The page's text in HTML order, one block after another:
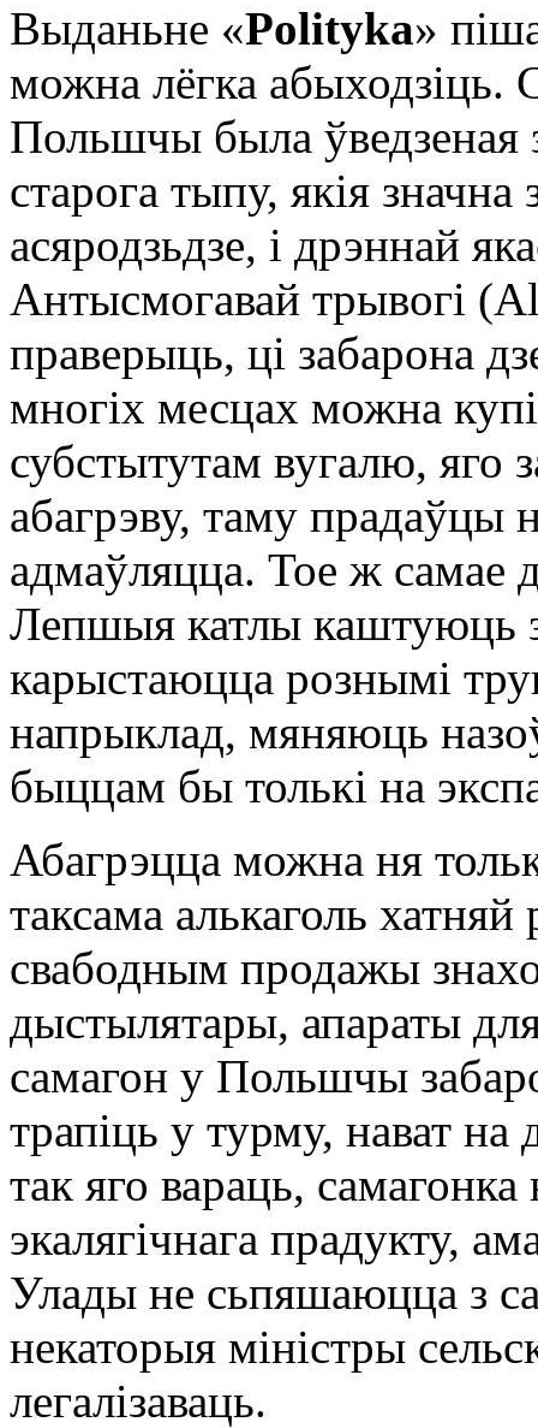
Выданьне «Polityka»
можна лёгка абыходзіць.
Польшчы была ўведзеная
старога тыпу, якія
асяродзьдзе, і дрэннай
Антысмогавай трывогі
праверыць, ці забарона
многіх месцах можна
субстытутам вугалю, яго
абагрэву, таму прадаўцы
адмаўляцца. Тое ж самае
Лепшыя катлы каштуюць
карыстаюцца рознымі
напрыклад, мяняюць
быццам бы толькі на
Абагрэцца можна ня
таксама алькаголь
свабодным продажы
дыстылятары, апараты
самагон у Польшчы
трапіць у турму, нават
так яго вараць, самагонка
экалягічнага прадукту,
Улады не сьпяшаюцца з
некаторыя міністры
легалізаваць.